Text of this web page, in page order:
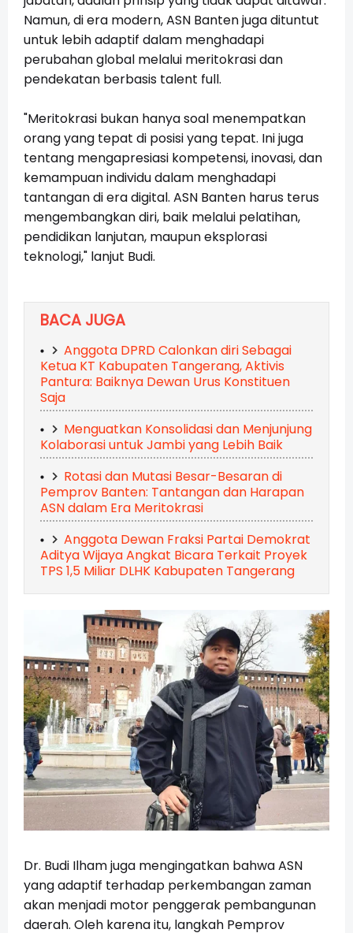
Namun, di era modern, ASN Banten juga dituntut
untuk lebih adaptif dalam menghadapi
perubahan global melalui meritokrasi dan
pendekatan berbasis talent full.
"Meritokrasi bukan hanya soal menempatkan
orang yang tepat di posisi yang tepat. Ini juga
tentang mengapresiasi kompetensi, inovasi, dan
kemampuan individu dalam menghadapi
tantangan di era digital. ASN Banten harus terus
mengembangkan diri, baik melalui pelatihan,
pendidikan lanjutan, maupun eksplorasi
teknologi," lanjut Budi.
BACA JUGA
Anggota DPRD Calonkan diri Sebagai
Ketua KT Kabupaten Tangerang, Aktivis
Pantura: Baiknya Dewan Urus Konstituen
Saja
Menguatkan Konsolidasi dan Menjunjung
Kolaborasi untuk Jambi yang Lebih Baik
Rotasi dan Mutasi Besar-Besaran di
Pemprov Banten: Tantangan dan Harapan
ASN dalam Era Meritokrasi
Anggota Dewan Fraksi Partai Demokrat
Aditya Wijaya Angkat Bicara Terkait Proyek
TPS 1,5 Miliar DLHK Kabupaten Tangerang
Dr. Budi Ilham juga mengingatkan bahwa ASN
yang adaptif terhadap perkembangan zaman
akan menjadi motor penggerak pembangunan
daerah. Oleh karena itu, langkah Pemprov